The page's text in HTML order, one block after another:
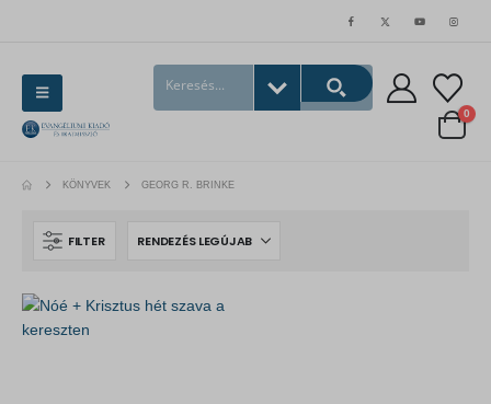
0
KÖNYVEK GEORG R. BRINKE
FILTER